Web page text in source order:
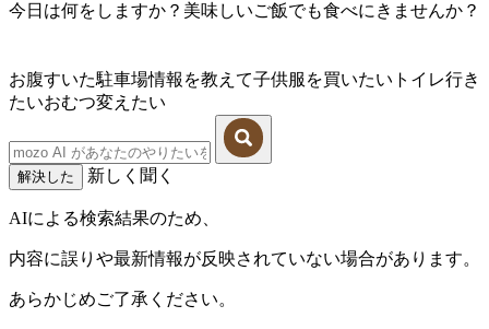
今日は何をしますか？美味しいご飯でも食べにきませんか？
お腹すいた駐車場情報を教えて子供服を買いたい トイレ行き
たいおむつ変えたい
解決した 新しく聞く
AIによる検索結果のため、
内容に誤りや最新情報が反映されていない場合があります。
あらかじめご了承ください。